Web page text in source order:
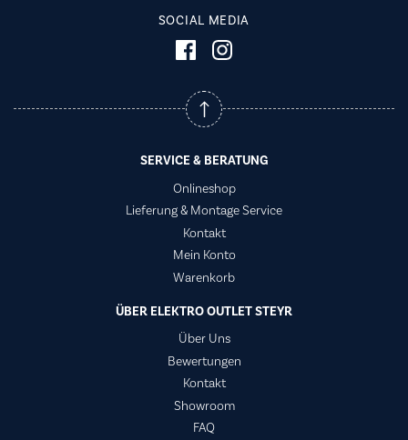
SOCIAL MEDIA
SERVICE & BERATUNG
Onlineshop
Lieferung & Montage Service
Kontakt
Mein Konto
Warenkorb
ÜBER ELEKTRO OUTLET STEYR
Über Uns
Bewertungen
Kontakt
Showroom
FAQ